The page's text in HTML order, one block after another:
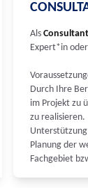
Als
Expert*in
Durch Ihre
im Projekt zu
zu realisieren.
Planung der
Fachgebiet